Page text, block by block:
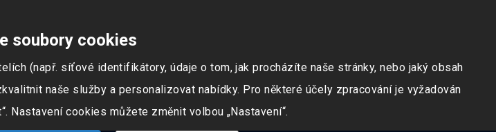
soubory cookies
(např. síťové identifikátory, údaje o tom, jak procházíte naše stránky, nebo jaký obsah
naše služby a personalizovat nabídky. Pro některé účely zpracování je vyžadován
Nastavení cookies můžete změnit volbou „Nastavení“.